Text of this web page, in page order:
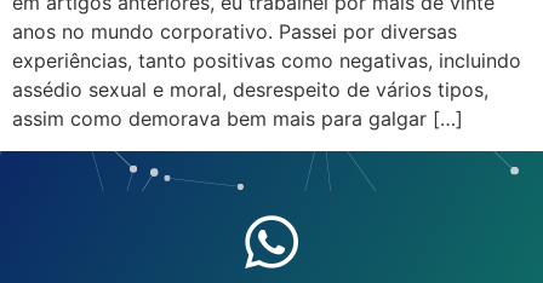
anos no mundo corporativo. Passei por diversas
experiências, tanto positivas como negativas, incluindo
assédio sexual e moral, desrespeito de vários tipos,
assim como demorava bem mais para galgar […]